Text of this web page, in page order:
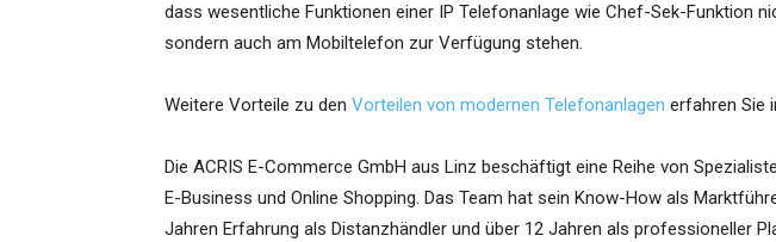
dass wesentliche Funktionen einer IP Telefonanlage wie Chef-Sek-Funktion
sondern auch am Mobiltelefon zur Verfügung stehen.
Weitere Vorteile zu den Vorteilen von modernen Telefonanlagen erfahren Sie
Die ACRIS E-Commerce GmbH aus Linz beschäftigt eine Reihe von
E-Business und Online Shopping. Das Team hat sein Know-How als
Jahren Erfahrung als Distanzhändler und über 12 Jahren als professioneller